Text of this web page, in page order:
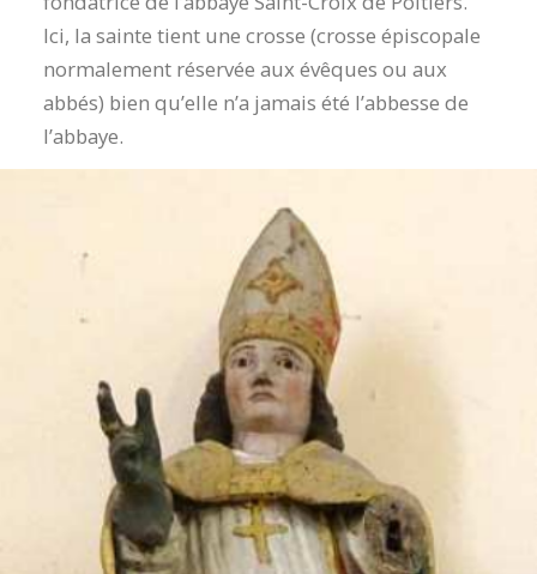
Ici, la sainte tient une crosse (crosse épiscopale
normalement réservée aux évêques ou aux
abbés) bien qu’elle n’a jamais été l’abbesse de
l’abbaye.